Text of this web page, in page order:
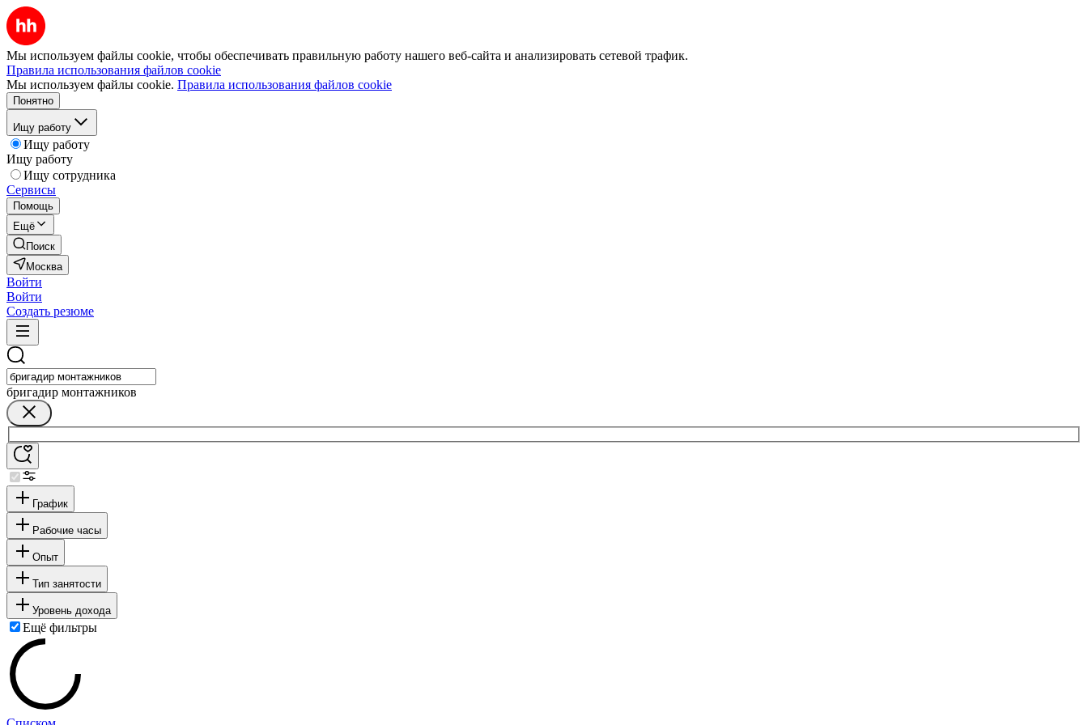
Мы используем файлы cookie, чтобы обеспечивать правильную работу нашего веб-сайта и анализировать сетевой трафик.
Правила использования файлов cookie
Мы используем файлы cookie. Правила использования файлов cookie
Понятно
Ищу работу
Ищу работу
Ищу работу
Ищу сотрудника
Сервисы
Помощь
Ещё
Поиск
Москва
Войти
Войти
Создать резюме
бригадир монтажников
График
Рабочие часы
Опыт
Тип занятости
Уровень дохода
Ещё фильтры